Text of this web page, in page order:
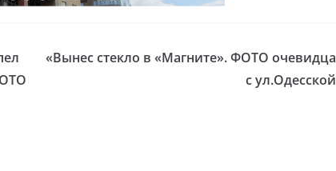
«Вынес стекло в «Магните». ФОТО очевидца
с ул.Одесской